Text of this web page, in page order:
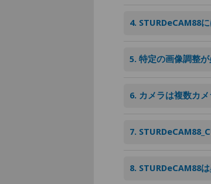
4. STURDeCAM88
5. 特定の画像調整
6. カメラは複数カ
7.
8. STURDeCAM88